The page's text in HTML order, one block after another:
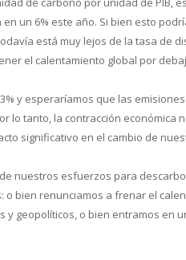
un 6% este año. Si bien esto
está muy lejos de la tasa de
el calentamiento global por
y esperaríamos que las
lo tanto, la contracción
significativo en el cambio de
nuestros esfuerzos para
bien renunciamos a frenar el
geopolíticos, o bien entramos en